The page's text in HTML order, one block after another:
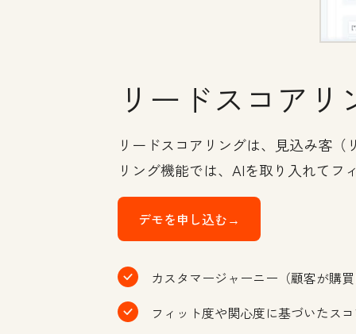
リードスコアリ
リードスコアリングは、見込み客
リング機能では、AIを取り入れてフ
デモを申し込む→
カスタマージャーニー（顧客が購
フィット度や関心度に基づいたス